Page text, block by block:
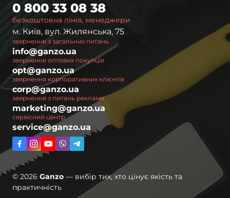
безкоштовна лінія, менеджери
0 800 33 08 38
м. Київ, вул. Жилянська, 75
звернення з загальних питань
info@ganzo.ua
звернення оптових покупців
opt@ganzo.ua
звернення корпоративних клієнтів
corp@ganzo.ua
звернення з питань реклами
marketing@ganzo.ua
сервісний центр
service@ganzo.ua
© 2026 Ganzo — вибір тих, хто цінує якість та
практичність